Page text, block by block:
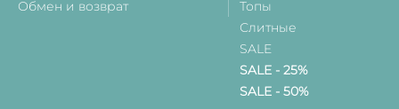
Обмен и возврат
Топы
Слитные
SALE
SALE - 25%
SALE - 50%